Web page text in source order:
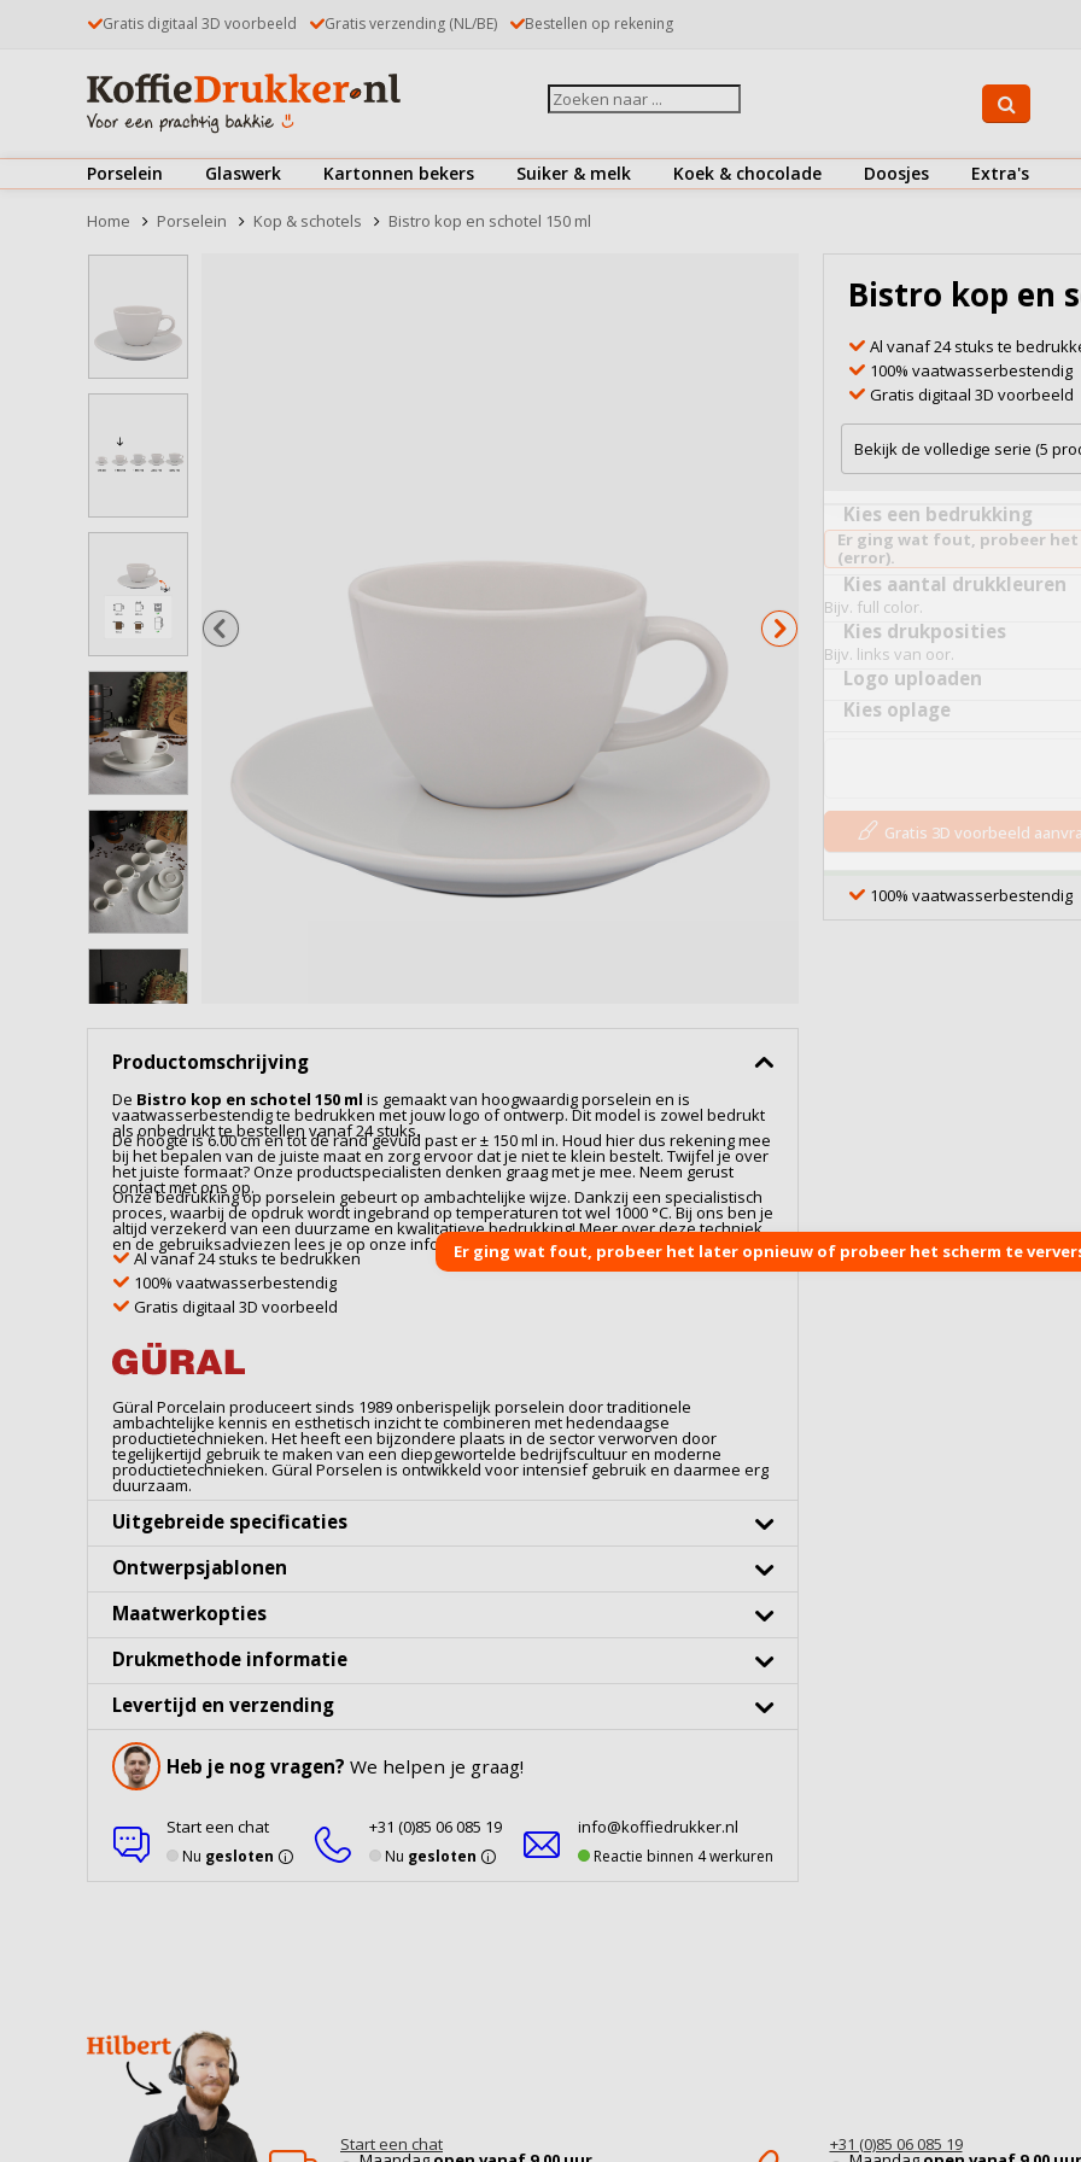
Gratis digitaal 3D voorbeeld Gratis verzending (NL/BE) Bestellen op rekening
Porselein
Kop & schotels
Mokken & kopjes
Borden
Kommen & schaaltjes
Bekijk alles
Glaswerk
Theeglazen
Cocktailglazen
Gin Tonicglazen
Borrel- & shotglazen
Waterflessen & karaffen
Bekijk alles
Kartonnen bekers
Koffiebekers
Suiker & melk
Suiker
Koek & chocolade Doosjes Extra's
Bestek
Doosjes
Onderzetters
Snoepjes
Serveerplankjes
Bekijk alles
Home Porselein Kop & schotels Bistro kop en schotel 150 ml
Productomschrijving
De Bistro kop en schotel 150 ml is gemaakt van hoogwaardigporselein en is
vaatwasserbestendig te bedrukken met jouw logo of ontwerp. Dit model is zowel bedrukt
als onbedrukt te bestellen vanaf 24 stuks.
De hoogte is 6.00 cm en tot de rand gevuld past er ± 150 ml in. Houd hier dus rekening mee
bij het bepalen van de juiste maat en zorg ervoor dat je niet te klein bestelt. Twijfel je over
het juiste formaat? Onze productspecialisten denken graag met je mee. Neem gerust
contact met ons op.
Onze bedrukking op porselein gebeurt op ambachtelijke wijze. Dankzij een specialistisch
proces, waarbij de opdruk wordt ingebrand op temperaturen tot wel 1000 °C. Bij ons ben je
altijd verzekerd van een duurzame en kwalitatieve bedrukking! Meer over deze techniek
en de gebruiksadviezen lees je op onze informatiepagina: Bedrukking op Porselein.
Al vanaf 24 stuks te bedrukken
100% vaatwasserbestendig
Gratis digitaal 3D voorbeeld
Güral Porcelain produceert sinds 1989 onberispelijk porselein door traditionele
ambachtelijke kennis en esthetisch inzicht te combineren met hedendaagse
productietechnieken. Het heeft een bijzondere plaats in de sector verworven door
tegelijkertijd gebruik te maken van een diepgewortelde bedrijfscultuur en moderne
productietechnieken. Güral Porselen is ontwikkeld voor intensief gebruik en daarmee erg
duurzaam.
Uitgebreide specificaties
Ontwerpsjablonen
Maatwerkopties
Drukmethode informatie
Levertijd en verzending
Heb je nog vragen? We helpen je graag!
Start een chat
Nu gesloten
+31 (0)85 06 085 19
Nu gesloten
info@koffiedrukker.nl
Reactie binnen 4 werkuren
Bistro kop en
Al vanaf 24 stuks te
100% vaatwasserbestendig
Gratis digitaal 3D voorbeeld
Bekijk de volledige serie (5
Kies een bedrukking
Er ging wat fout, probeer
(error).
Kies aantal drukkleuren
Bijv. full color.
Kies drukposities
Bijv. links van oor.
Logo uploaden
Kies oplage
Gratis 3D voorbeeld
100% vaatwasserbestendig
Start een chat +31 (0)85 06 085 19
Er ging wat fout, probeer het later opnieuw of probeer het scherm te